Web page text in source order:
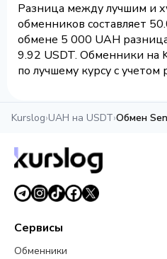
Разница между лучшим и
обменников составляет
обмене 5 000 UAH
9.92 USDT. Обменники на
по лучшему курсу с
Kurslog›UAH на USDT›Обмен
Сервисы
Обменники